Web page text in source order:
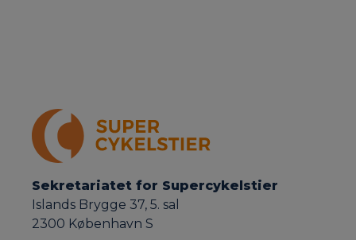
Sekretariatet for Supercykelstier
Islands Brygge 37, 5. sal
2300 København S